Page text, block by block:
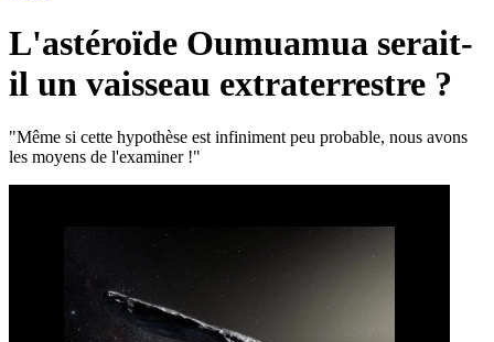
L'astéroïde Oumuamua serait-
il un vaisseau extraterrestre ?
"Même si cette hypothèse est infiniment peu probable, nous avons
les moyens de l'examiner !"